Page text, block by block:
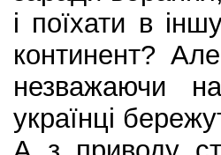
і поїхати в
континент?
незважаючи
українці